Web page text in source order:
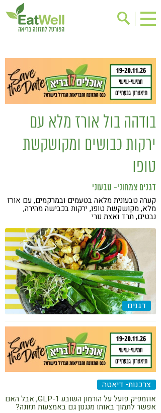
בישול בריא
אינדקס עסקים
ריפוי ומניעת מחלות
בריאות האישה
אירועים
שינוי תזונתי
גישות בתזונה
דיאטה
ניקוי רעלים
ילדים
הפרעות קשב & ריכוז
אכילה רגשית
רגישות לגלוטן
טבעונות
בודהה בול אורז מלא עם
ירקות כבושים ומקושקשת
טופו
דגנים צמחוני- טבעוני
קערה טבעונית מלאה בטעמים ובמרקמים, עם אורז
מלא, מקושקשת טופו, ירקות בכבישה מהירה,
נבטים, תרד ואצת נורי
דגנים
צרכנות- דיאטה
אוזמפיק פועל על הורמון השובע GLP-1, אבל האם
אפשר לתמוך באותו מנגנון גם באמצעות תזונה?